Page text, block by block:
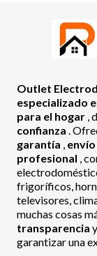
Outlet
especializado
para el hogar ,
confianza .
garantía ,
profesional ,
frigoríficos,
televisores,
muchas cosas
transparencia
garantizar una